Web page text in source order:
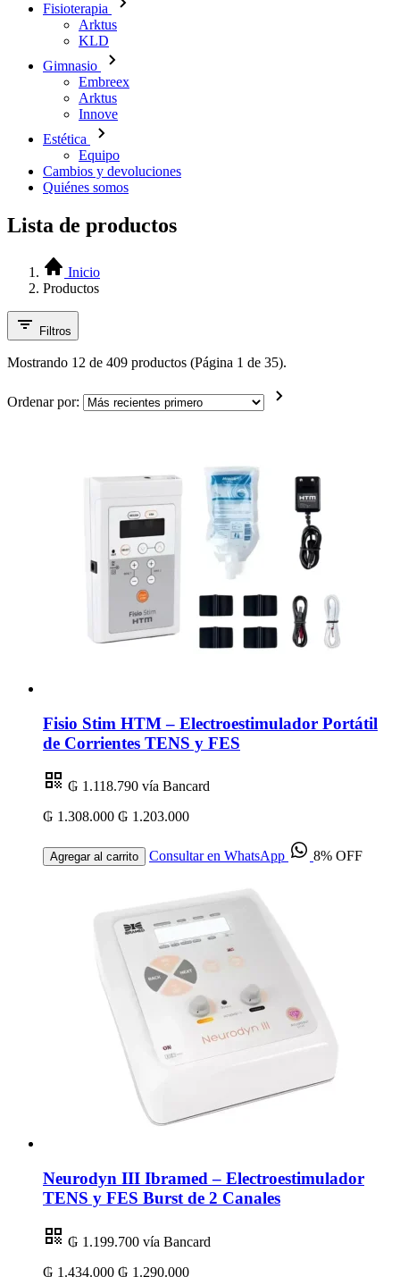
Fisioterapia
Arktus
KLD
Gimnasio
Embreex
Arktus
Innove
Estética
Equipo
Cambios y devoluciones
Quiénes somos
Lista de productos
Inicio
Productos
Filtros
Mostrando 12 de 409 productos (Página 1 de 35).
Ordenar por:
Fisio Stim HTM – Electroestimulador Portátil
de Corrientes TENS y FES
₲ 1.118.790 vía Bancard
₲ 1.308.000 ₲ 1.203.000
Agregar al carrito Consultar en WhatsApp 8% OFF
Neurodyn III Ibramed – Electroestimulador
TENS y FES Burst de 2 Canales
₲ 1.199.700 vía Bancard
₲ 1.434.000 ₲ 1.290.000